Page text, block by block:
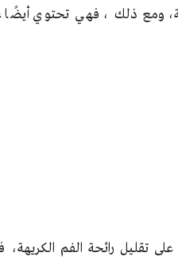
ومع ذلك ، فهي تحتوي
تقليل رائحة الفم الكريهة،